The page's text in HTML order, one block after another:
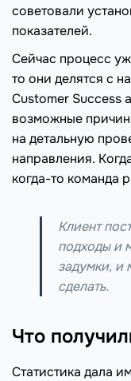
советовали
показателей.
Сейчас процесс
то они делятся с
Customer Success
возможные
на детальную
направления.
когда-то команда
Клиент
подходы и
задумки, и
сделать.
Что
Статистика дала